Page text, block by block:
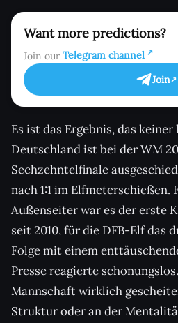
Want more predictions?
Join our Telegram channel
Join
Es ist das Ergebnis, das
Deutschland ist bei der WM
Sechzehntelfinale
nach 1:1 im Elfmeterschießen.
Außenseiter war es der erste
seit 2010, für die DFB-Elf das
Folge mit einem
Presse reagierte
Mannschaft wirklich
Struktur oder an der